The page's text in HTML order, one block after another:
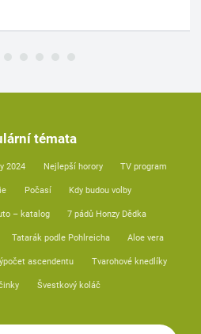
témata
2024 Nejlepší horory TV program
Počasí Kdy budou volby
– katalog 7 pádů Honzy Dědka
Tatarák podle Pohlreicha Aloe vera
ascendentu Tvarohové knedlíky
Švestkový koláč